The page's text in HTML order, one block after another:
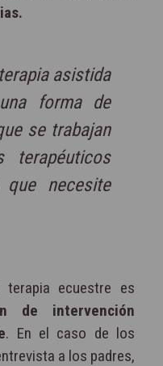
asistida
forma de
se trabajan
terapéuticos
necesite
ecuestre es
de intervención
. En el caso de los
a los padres,